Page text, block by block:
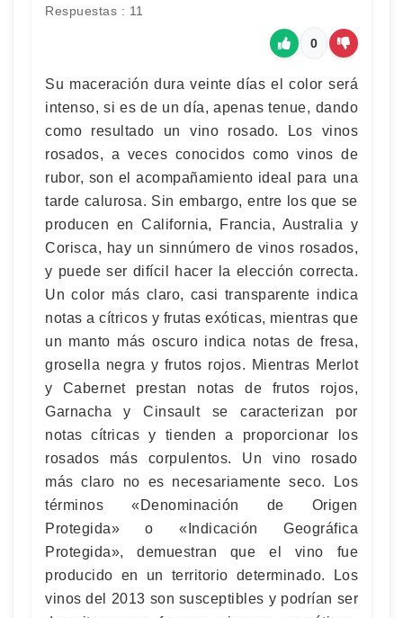
Respuestas : 11
0
Su maceración dura veinte días el color será
intenso, si es de un día, apenas tenue, dando
como resultado un vino rosado. Los vinos
rosados, a veces conocidos como vinos de
rubor, son el acompañamiento ideal para una
tarde calurosa. Sin embargo, entre los que se
producen en California, Francia, Australia y
Corisca, hay un sinnúmero de vinos rosados,
y puede ser difícil hacer la elección correcta.
Un color más claro, casi transparente indica
notas a cítricos y frutas exóticas, mientras que
un manto más oscuro indica notas de fresa,
grosella negra y frutos rojos. Mientras Merlot
y Cabernet prestan notas de frutos rojos,
Garnacha y Cinsault se caracterizan por
notas cítricas y tienden a proporcionar los
rosados más corpulentos. Un vino rosado
más claro no es necesariamente seco. Los
términos «Denominación de Origen
Protegida» o «Indicación Geográfica
Protegida», demuestran que el vino fue
producido en un territorio determinado. Los
vinos del 2013 son susceptibles y podrían ser